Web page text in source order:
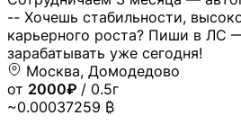
-- Хочешь стабильности,
карьерного роста? Пиши в ЛС
зарабатывать уже сегодня!
Москва, Домодедово
от 2000₽ / 0.5г
~0.00037259 ₿